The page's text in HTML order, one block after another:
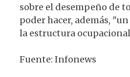
sobre el desempeño de
poder hacer, además,
la estructura
Fuente: Infonews